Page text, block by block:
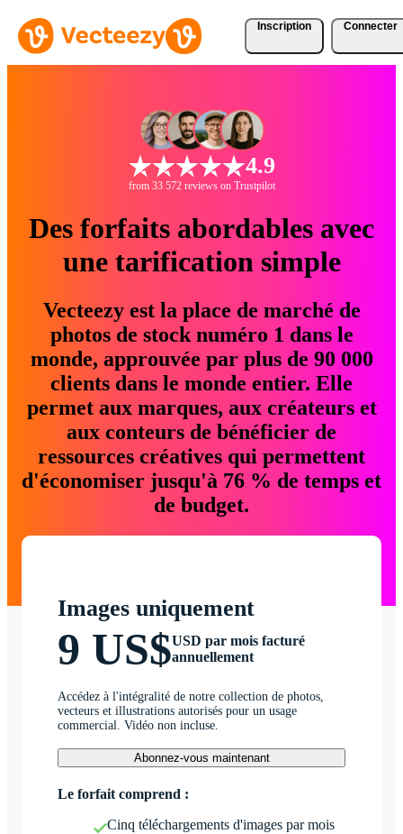
Inscription Connecter
4.9
from 33 572 reviews on Trustpilot
Des forfaits abordables avec
une tarification simple
Vecteezy est la place de marché de
photos de stock numéro 1 dans le
monde, approuvée par plus de 90 000
clients dans le monde entier. Elle
permet aux marques, aux créateurs et
aux conteurs de bénéficier de
ressources créatives qui permettent
d'économiser jusqu'à 76 % de temps et
de budget.
Images uniquement
9 US$USD par mois facturé
annuellement
Accédez à l'intégralité de notre collection de photos,
vecteurs et illustrations autorisés pour un usage
commercial. Vidéo non incluse.
Abonnez-vous maintenant
Le forfait comprend :
Cinq téléchargements d'images par mois